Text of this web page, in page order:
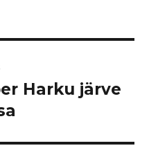
Harku järve